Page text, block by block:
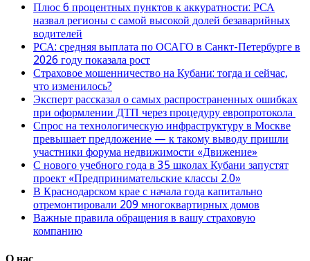
Плюс 6 процентных пунктов к аккуратности: РСА
назвал регионы с самой высокой долей безаварийных
водителей
РСА: средняя выплата по ОСАГО в Санкт-Петербурге в
2026 году показала рост
Страховое мошенничество на Кубани: тогда и сейчас,
что изменилось?
Эксперт рассказал о самых распространенных ошибках
при оформлении ДТП через процедуру европротокола
Спрос на технологическую инфраструктуру в Москве
превышает предложение — к такому выводу пришли
участники форума недвижимости «Движение»
С нового учебного года в 35 школах Кубани запустят
проект «Предпринимательские классы 2.0»
В Краснодарском крае с начала года капитально
отремонтировали 209 многоквартирных домов
Важные правила обращения в вашу страховую
компанию